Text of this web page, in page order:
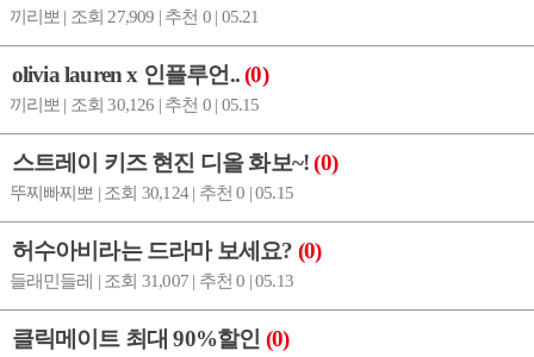
끼리뽀 | 조회 27,909 | 추천 0 | 05.21
olivia lauren x 인플루언..(0)
끼리뽀 | 조회 30,126 | 추천 0 | 05.15
스트레이 키즈 현진 디올 화보~!(0)
뚜찌빠찌뽀 | 조회 30,124 | 추천 0 | 05.15
허수아비라는 드라마 보세요? (0)
들래민들레 | 조회 31,007 | 추천 0 | 05.13
클릭메이트 최대 90%할인 (0)